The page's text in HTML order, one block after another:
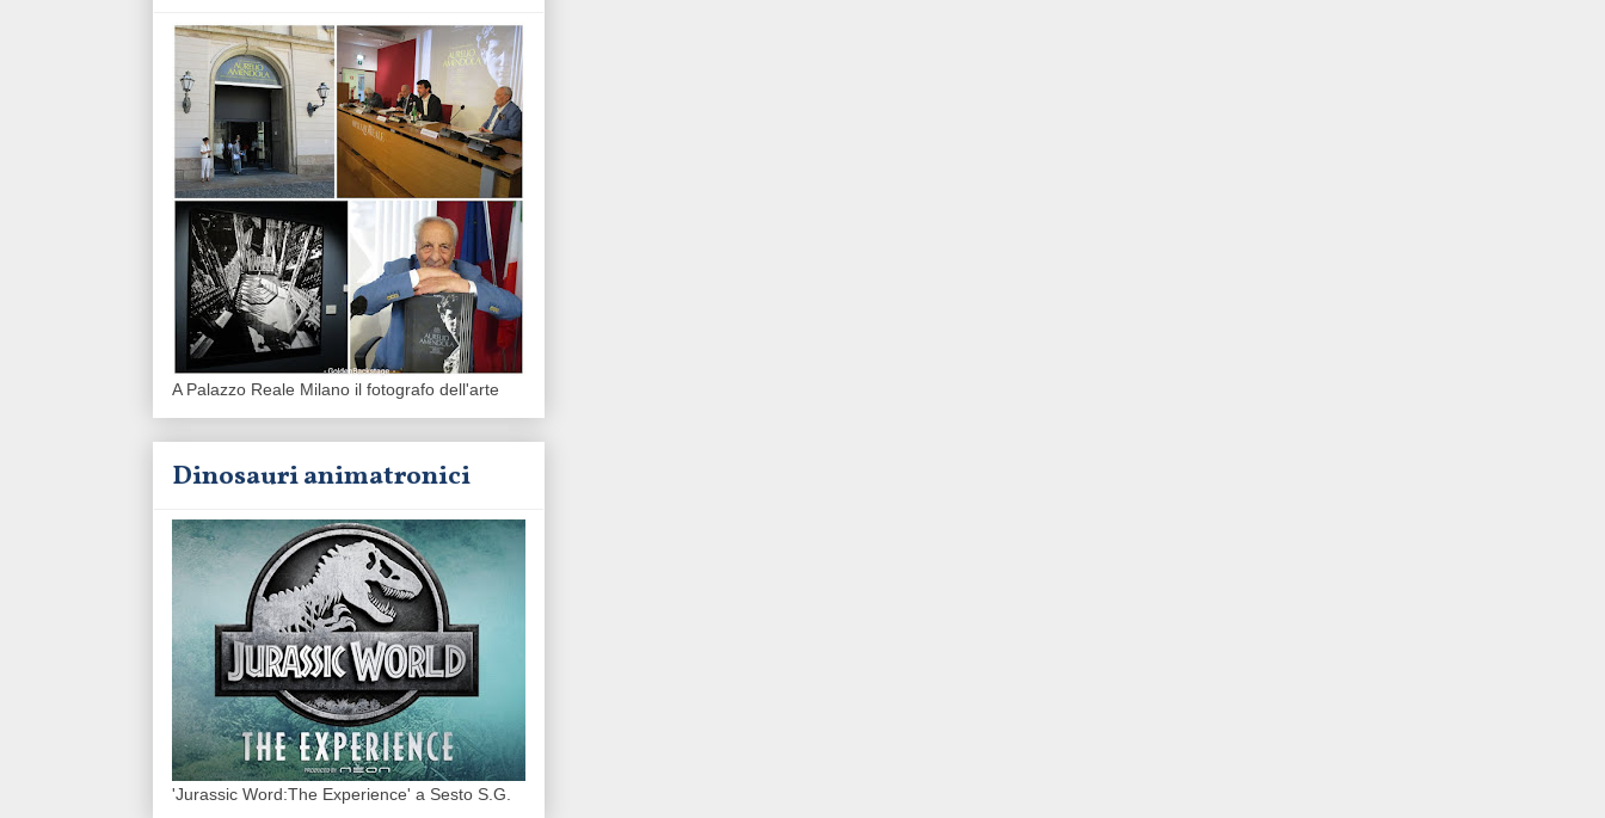
A Palazzo Reale Milano il fotografo dell'arte
Dinosauri animatronici
'Jurassic Word:The Experience' a Sesto S.G.